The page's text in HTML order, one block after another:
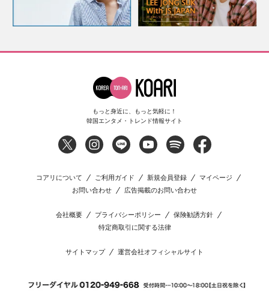
もっと身近に、もっと気軽に！
韓国エンタメ・トレンド情報サイト
コアリについて ご利用ガイド 新規会員登録
マイページ
お問い合わせ
広告掲載のお問い合わせ
会社概要 プライバシーポリシー
保険勧誘方針
特定商取引に関する法律
サイトマップ 運営会社オフィシャルサイト